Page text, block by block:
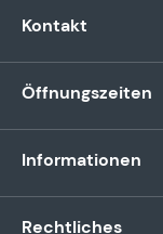
Kontakt
Öffnungszeiten
Informationen
Rechtliches